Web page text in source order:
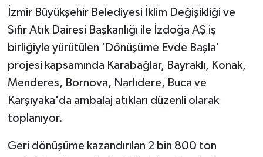
İzmir Büyükşehir Belediyesi İklim Değişikliği ve
Sıfır Atık Dairesi Başkanlığı ile İzdoğa AŞ iş
birliğiyle yürütülen 'Dönüşüme Evde Başla'
projesi kapsamında Karabağlar, Bayraklı, Konak,
Menderes, Bornova, Narlıdere, Buca ve
Karşıyaka'da ambalaj atıkları düzenli olarak
toplanıyor.
Geri dönüşüme kazandırılan 2 bin 800 ton